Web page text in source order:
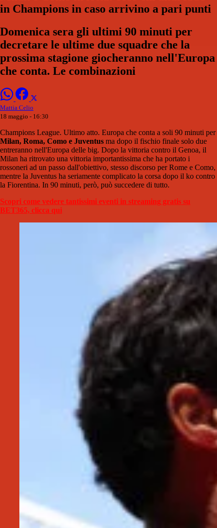
in Champions in caso arrivino a pari punti
Domenica sera gli ultimi 90 minuti per
decretare le ultime due squadre che la
prossima stagione giocheranno nell'Europa
che conta. Le combinazioni
Mattia Celio
18 maggio - 16:30
Champions League. Ultimo atto. Europa che conta a soli 90 minuti per
Milan, Roma, Como e Juventus ma dopo il fischio finale solo due
entreranno nell'Europa delle big. Dopo la vittoria contro il Genoa, il
Milan ha ritrovato una vittoria importantissima che ha portato i
rossoneri ad un passo dall'obiettivo, stesso discorso per Rome e Como,
mentre la Juventus ha seriamente complicato la corsa dopo il ko contro
la Fiorentina. In 90 minuti, però, può succedere di tutto.
Scopri come vedere tantissimi eventi in streaming gratis su
BET365, clicca qui